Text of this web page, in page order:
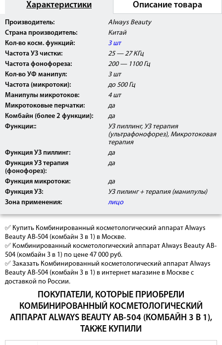
Характеристики Описание товара
Производитель:
Always Beauty
Страна производитель:
Китай
Кол-во косм. функций:
3 шт
Частота УЗ чистки:
25 — 27 КГц
Частота фонофореза:
200 — 1100 Гц
Кол-во УФ манипул:
3 шт
Частота (микротоки):
до 500 Гц
Манипулы микротоков:
4 шт
Микротоковые перчатки:
да
Комбайн (более 2 функции):
да
Функции::
УЗ пиллинг, УЗ терапия
(ультрафонофорез), Микротоковая
терапия
Функция УЗ пиллинг:
да
Функция УЗ терапия
(фонофорез):
да
Функция микротоки:
да
Функция УЗ:
УЗ пилинг + терапия (манипулы)
Зона применения:
лицо
✅ Купить Комбинированный косметологический аппарат Always
Beauty AB-504 (комбайн 3 в 1) в Москве.
✅ Комбинированный косметологический аппарат Always Beauty AB-
504 (комбайн 3 в 1) по цене 47 000 руб.
✅ Заказать Комбинированный косметологический аппарат Always
Beauty AB-504 (комбайн 3 в 1) в интернет магазине в Москве с
доставкой по России.
ПОКУПАТЕЛИ, КОТОРЫЕ ПРИОБРЕЛИ
КОМБИНИРОВАННЫЙ КОСМЕТОЛОГИЧЕСКИЙ
АППАРАТ ALWAYS BEAUTY AB-504 (КОМБАЙН 3 В 1),
ТАКЖЕ КУПИЛИ